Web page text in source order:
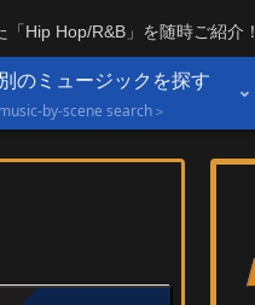
Hip Hop/R&B」を随時ご紹介！
のミュージックを探す
by-scene search＞